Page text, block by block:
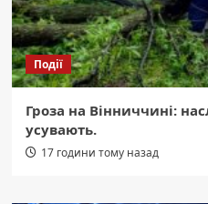
Події
Гроза на Вінниччині:
усувають.
17 години тому назад